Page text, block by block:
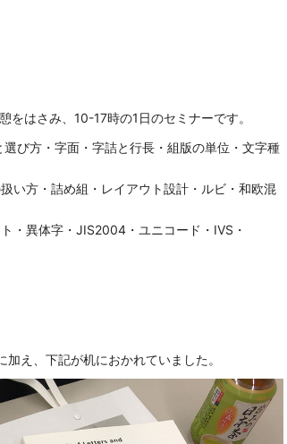
はさみ、10-17時の1日のセミナーです。
び方・字面・字詰と行長・組版の単位・文字種
い方・詰め組・レイアウト設計・ルビ・和欧混
・異体字・JIS2004・ユニコード・IVS・
え、下記が机におかれていました。